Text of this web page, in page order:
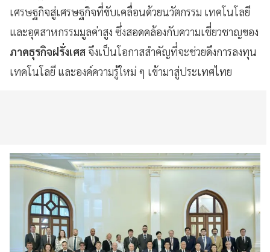
เศรษฐกิจสู่เศรษฐกิจที่ขับเคลื่อนด้วยนวัตกรรม เทคโนโลยี
และอุตสาหกรรมมูลค่าสูง ซึ่งสอดคล้องกับความเชี่ยวชาญของ
ภาคธุรกิจฝรั่งเศส จึงเป็นโอกาสสำคัญที่จะช่วยดึงการลงทุน
เทคโนโลยี และองค์ความรู้ใหม่ ๆ เข้ามาสู่ประเทศไทย